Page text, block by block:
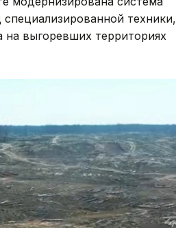
техники,
выгоревших территориях